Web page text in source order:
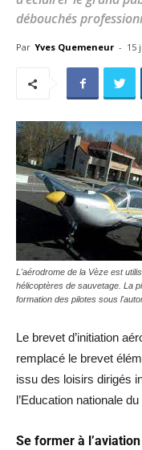
débouchés
Par Yves Quemeneur - 15
L'aérodrome de la Vèze est
hélicoptères de sauvetage. La
formation des pilotes sous
Le brevet d’initiation
remplacé le brevet
issu des loisirs dirigés
l’Education nationale
Se former à